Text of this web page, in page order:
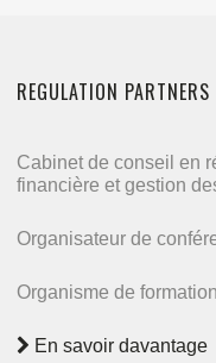
REGULATION PARTNERS
Cabinet de conseil en
financière et gestion
Organisateur de
Organisme de formation
En savoir davantage